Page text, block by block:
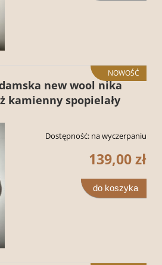
new wool nika
kamienny spopielały
Dostępność: na wyczerpaniu
139,00 zł
do koszyka
NOWOŚĆ